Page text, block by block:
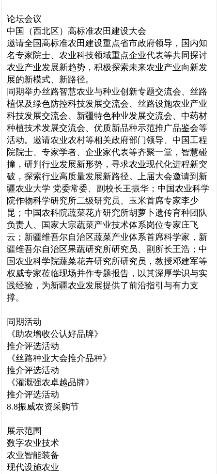
论坛会议
中国（西北区）高标准农田建设大会
邀请全国高标准农田建设重点省市政府领导，国内知
名专家院士、农业科技领域重点企业代表等共同探讨
农业产业发展新趋势，积极探索未来农业产业向新发
展的新模式、新路径。
同期举办丝路智慧农业与种业创新专题交流会、丝路
植保及绿色防控科技发展交流会、丝路设施农业产业
科技发展交流会、新疆特色种业发展交流会、中药材
种植技术发展交流会、优质新品种示范推广品鉴会等
活动。邀请农业农村等相关政府部门领导、中国工程
院院士、专家学者、企业家代表等齐聚一堂，智慧碰
撞，研判行业发展新形势，寻求农业现代化进程新突
破，探索行业高质量发展新路径。上届大会邀请到新
疆农业大学 党委常委、副校长王振华；中国农业科学
院作物科学研究所二级研究员、玉米首席专家李少
昆；中国农科院蔬菜花卉研究所胡萝卜遗传育种团队
负责人、国家大宗蔬菜产业技术体系岗位专家庄飞
云；新疆维吾尔自治区蔬菜产业体系首席科学家，新
疆维吾尔自治区果蔬研究所研究员、副所长王浩；中
国农业科学院蔬菜花卉研究所研究员，教授邓建军等
权威专家莅临现场并作专题报告，以其深厚学识与实
践经验，为新疆农业发展提供了前沿指引与有力支
撑。
同期活动
《助农增收公认好品牌》
推介评选活动
《丝路种业大会推介品种》
推介评选活动
《灌溉强农卓越品牌》
推介评选活动
8.8振威农资采购节
展示范围
数字农业技术
农业智能装备
现代设施农业